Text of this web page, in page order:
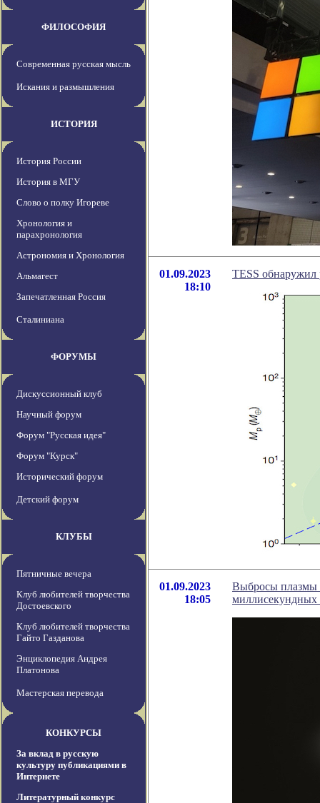
ФИЛОСОФИЯ
Современная русская мысль
Искания и размышления
ИСТОРИЯ
История России
История в МГУ
Слово о полку Игореве
Хронология и
парахронология
Астрономия и Хронология
Альмагест
Запечатленная Россия
Сталиниана
ФОРУМЫ
Дискуссионный клуб
Научный форум
Форум "Русская идея"
Форум "Курск"
Исторический форум
Детский форум
КЛУБЫ
Пятничные вечера
Клуб любителей творчества
Достоевского
Клуб любителей творчества
Гайто Газданова
Энциклопедия Андрея
Платонова
Мастерская перевода
КОНКУРСЫ
За вклад в русскую
культуру публикациями в
Интернете
Литературный конкурс
01.09.2023
18:10
TESS обнаружил
01.09.2023
18:05
Выбросы плазмы
миллисекундных